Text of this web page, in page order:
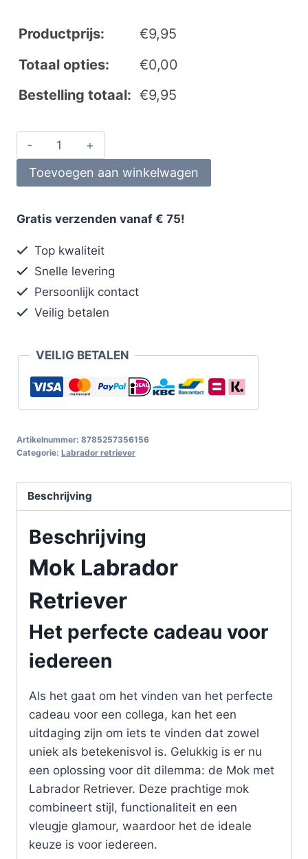
Productprijs: €9,95
Totaal opties:
€0,00
Bestelling totaal: €9,95
Toevoegen aan winkelwagen
Gratis verzenden vanaf € 75!
Top kwaliteit
Snelle levering
Persoonlijk contact
Veilig betalen
VEILIG BETALEN
Artikelnummer: 8785257356156
Categorie: Labrador retriever
Beschrijving
Beschrijving
Mok Labrador
Retriever
Het perfecte cadeau voor
iedereen
Als het gaat om het vinden van het perfecte
cadeau voor een collega, kan het een
uitdaging zijn om iets te vinden dat zowel
uniek als betekenisvol is. Gelukkig is er nu
een oplossing voor dit dilemma: de Mok met
Labrador Retriever. Deze prachtige mok
combineert stijl, functionaliteit en een
vleugje glamour, waardoor het de ideale
keuze is voor iedereen.